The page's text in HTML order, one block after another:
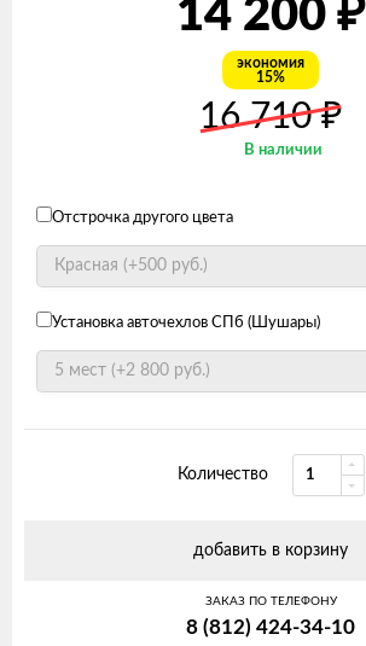
14 200 ₽
экономия
15%
16 710₽
В наличии
Отстрочка другого цвета
Установка авточехлов СПб (Шушары)
Количество
добавить в корзину
ЗАКАЗ ПО ТЕЛЕФОНУ
8 (812) 424-34-10